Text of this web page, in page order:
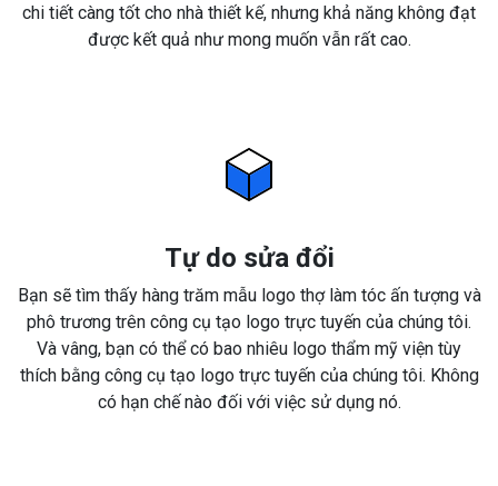
chi tiết càng tốt cho nhà thiết kế, nhưng khả năng không đạt
được kết quả như mong muốn vẫn rất cao.
Tự do sửa đổi
Bạn sẽ tìm thấy hàng trăm mẫu logo thợ làm tóc ấn tượng và
phô trương trên công cụ tạo logo trực tuyến của chúng tôi.
Và vâng, bạn có thể có bao nhiêu logo thẩm mỹ viện tùy
thích bằng công cụ tạo logo trực tuyến của chúng tôi. Không
có hạn chế nào đối với việc sử dụng nó.